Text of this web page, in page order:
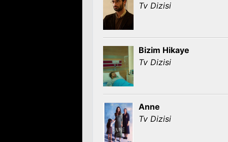
Tv Dizisi
Bizim Hikaye
Tv Dizisi
Anne
Tv Dizisi